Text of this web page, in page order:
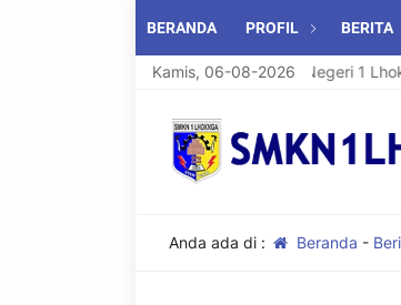
BERANDA PROFIL BERITA
Kamis, 06-08-2026
Selamat Datang di SMK Negeri 1 Lhoknga
Anda ada di : Beranda -